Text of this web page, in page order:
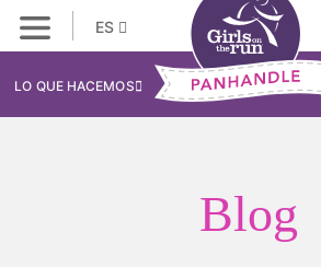
ES
LO QUE HACEMOS
Blog